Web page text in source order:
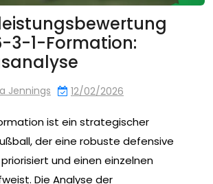
3-1-Formation:
Jennings 12/02/2026
ist ein strategischer
der eine robuste defensive
und einen einzelnen
Die Analyse der